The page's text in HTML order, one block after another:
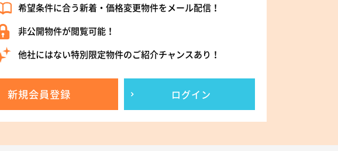
希望条件に合う新着・価格変更物件をメール配信！
非公開物件が閲覧可能！
他社にはない特別限定物件のご紹介チャンスあり！
新規会員登録 ログイン